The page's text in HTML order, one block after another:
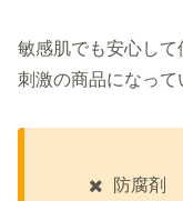
敏感肌でも安心し
刺激の商品になって
防腐剤